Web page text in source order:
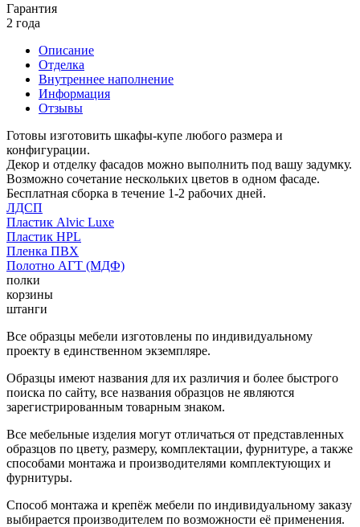
Гарантия
2 года
Описание
Отделка
Внутреннее наполнение
Информация
Отзывы
Готовы изготовить шкафы-купе любого размера и
конфигурации.
Декор и отделку фасадов можно выполнить под вашу задумку.
Возможно сочетание нескольких цветов в одном фасаде.
Бесплатная сборка в течение 1-2 рабочих дней.
ЛДСП
Пластик Alvic Luxe
Пластик HPL
Пленка ПВХ
Полотно АГТ (МДФ)
полки
корзины
штанги
Все образцы мебели изготовлены по индивидуальному
проекту в единственном экземпляре.
Образцы имеют названия для их различия и более быстрого
поиска по сайту, все названия образцов не являются
зарегистрированным товарным знаком.
Все мебельные изделия могут отличаться от представленных
образцов по цвету, размеру, комплектации, фурнитуре, а также
способами монтажа и производителями комплектующих и
фурнитуры.
Способ монтажа и крепёж мебели по индивидуальному заказу
выбирается производителем по возможности её применения.